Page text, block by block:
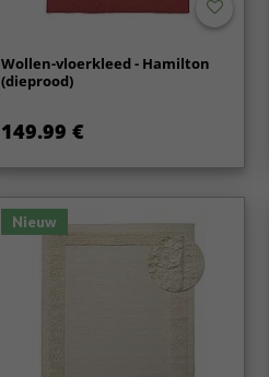
Wollen-vloerkleed - Hamilton
(dieprood)
149.99 €
Nieuw